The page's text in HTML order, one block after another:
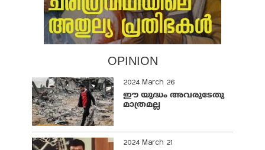
OPINION
2024 March 26
ഈ യുദ്ധം അവരുടേതു
മാത്രമല്ല
2024 March 21